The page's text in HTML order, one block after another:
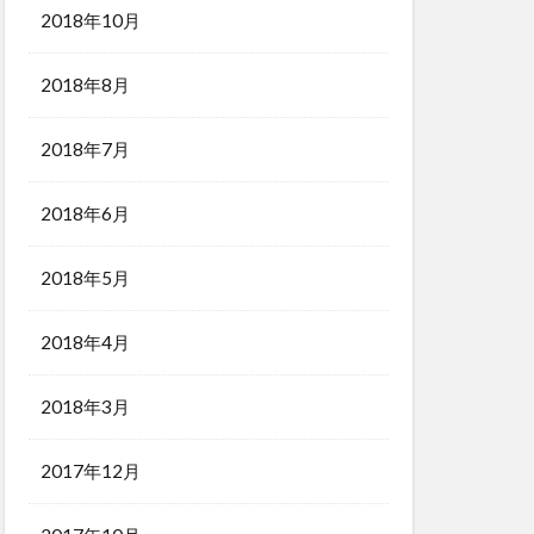
2018年10月
2018年8月
2018年7月
2018年6月
2018年5月
2018年4月
2018年3月
2017年12月